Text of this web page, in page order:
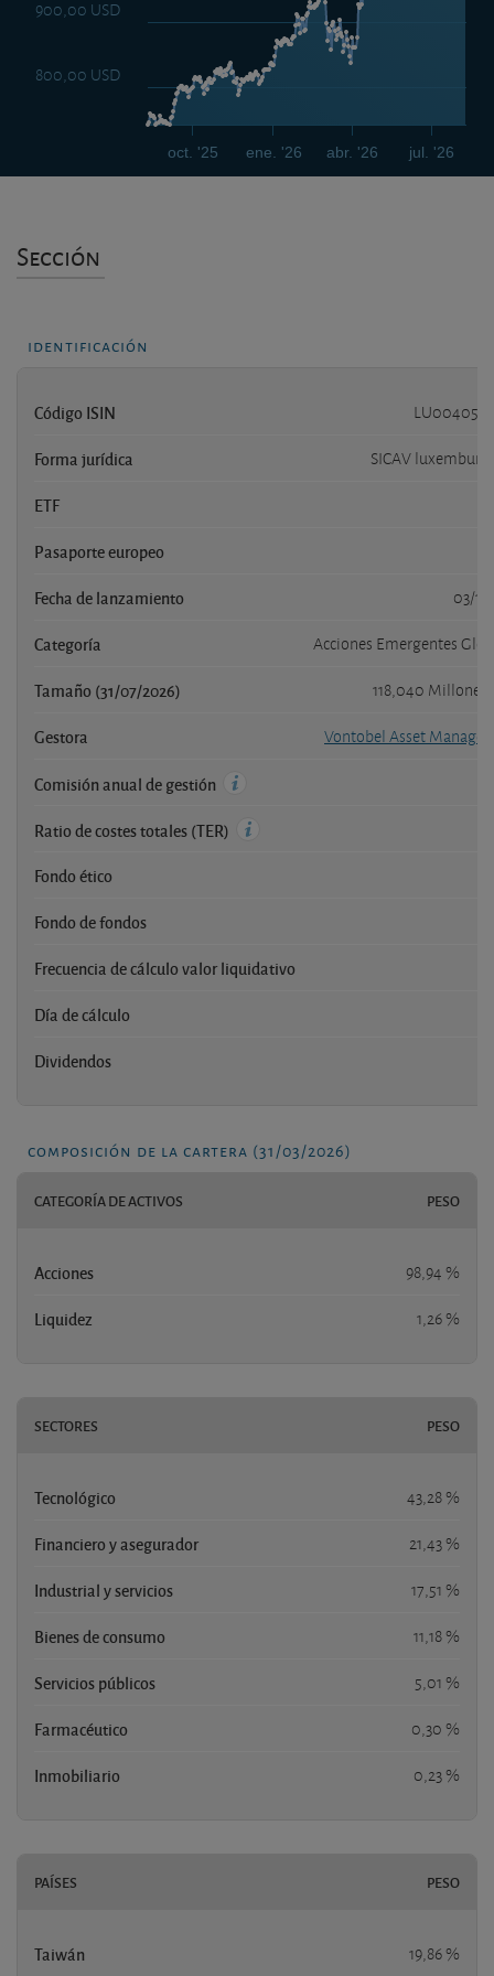
ene. '26 jul. '26
oct. '25 abr. '26
800,00 USD
900,00 USD
Sección
identificación
Código ISIN
Forma jurídica SICAV
ETF
Pasaporte europeo
Fecha de lanzamiento 03/
Categoría Acciones Emergentes
Tamaño (31/07/2026) 118,040 Millones
Gestora Vontobel Asset
Comisión anual de gestión
Ratio de costes totales (TER)
Fondo ético
Fondo de fondos
Frecuencia de cálculo valor liquidativo
Día de cálculo
Dividendos
composición de la cartera (31/03/2026)
CATEGORÍA DE ACTIVOS PESO
Acciones 98,94 %
Liquidez 1,26 %
SECTORES PESO
Tecnológico 43,28 %
Financiero y asegurador 21,43 %
Industrial y servicios 17,51 %
Bienes de consumo 11,18 %
Servicios públicos 5,01 %
Farmacéutico 0,30 %
Inmobiliario 0,23 %
PAÍSES PESO
Taiwán 19,86 %